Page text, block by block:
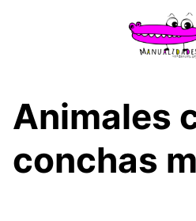
Animales
conchas